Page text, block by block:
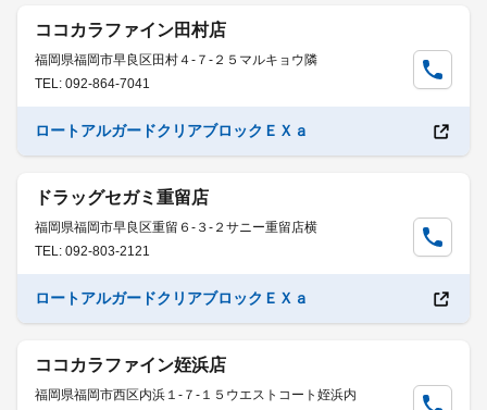
ココカラファイン田村店
福岡県福岡市早良区田村４-７-２５マルキョウ隣
TEL: 092-864-7041
ロートアルガードクリアブロックＥＸａ
ドラッグセガミ重留店
福岡県福岡市早良区重留６-３-２サニー重留店横
TEL: 092-803-2121
ロートアルガードクリアブロックＥＸａ
ココカラファイン姪浜店
福岡県福岡市西区内浜１-７-１５ウエストコート姪浜内